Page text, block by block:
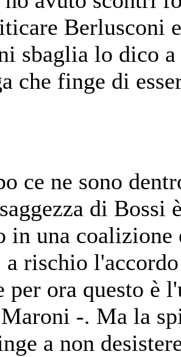
Berlusconi
sbaglia lo dico
che finge di
ce ne sono
di
in una coalizione
a rischio
per ora questo è
-. Ma la
a non